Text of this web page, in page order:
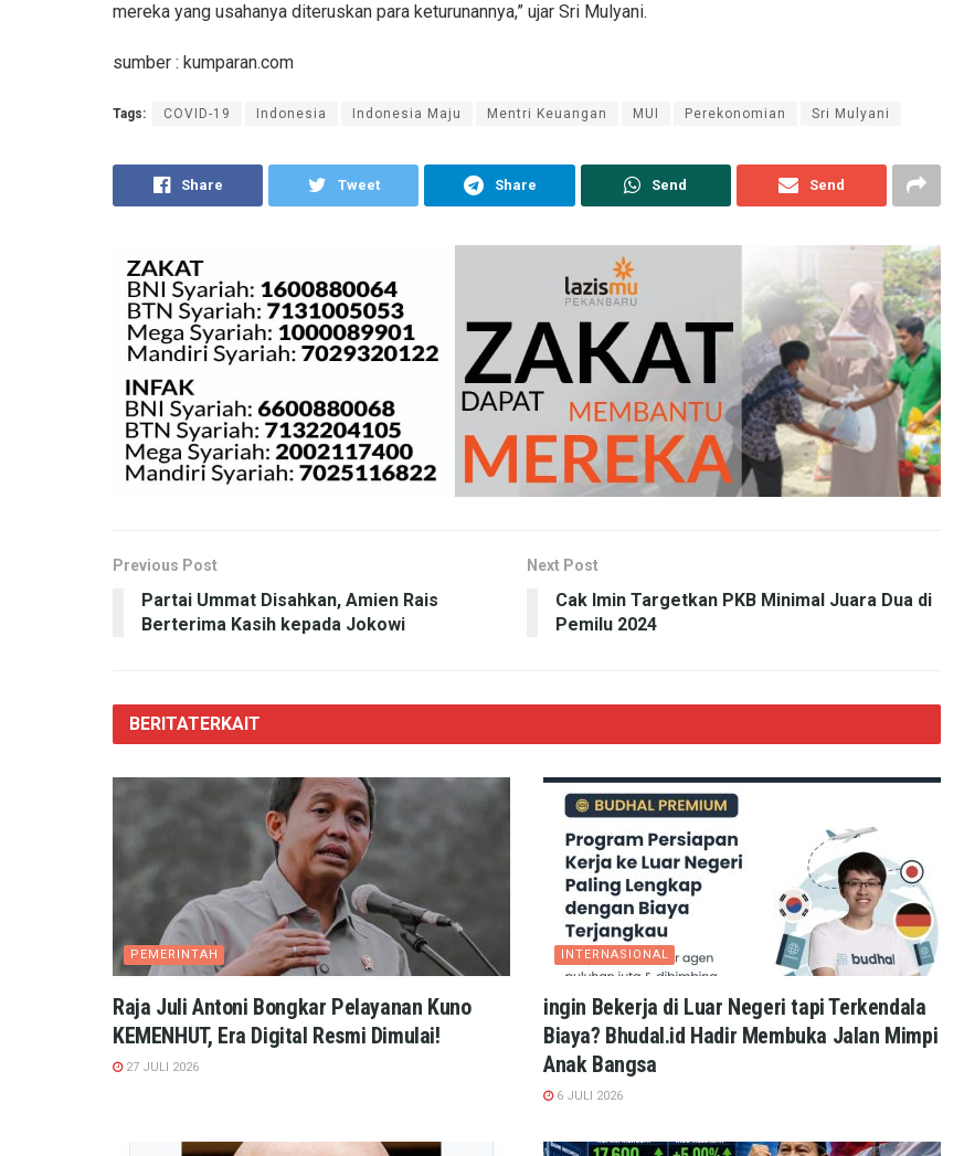
mereka yang usahanya diteruskan para keturunannya,” ujar Sri Mulyani.
sumber : kumparan.com
Tags: COVID-19 Indonesia Indonesia Maju Mentri Keuangan MUI Perekonomian Sri Mulyani
Share Tweet Share Send Send
Previous Post
Partai Ummat Disahkan, Amien Rais
Berterima Kasih kepada Jokowi
Next Post
Cak Imin Targetkan PKB Minimal Juara Dua di
Pemilu 2024
BERITATERKAIT
PEMERINTAH
Raja Juli Antoni Bongkar Pelayanan Kuno
KEMENHUT, Era Digital Resmi Dimulai!
27 JULI 2026
INTERNASIONAL
ingin Bekerja di Luar Negeri tapi Terkendala
Biaya? Bhudal.id Hadir Membuka Jalan Mimpi
Anak Bangsa
6 JULI 2026